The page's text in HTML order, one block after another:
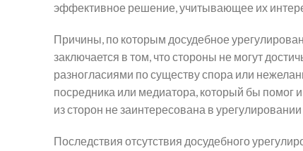
эффективное решение, учитывающее их
Причины, по которым досудебное
заключается в том, что стороны не могут
разногласиями по существу спора или
посредника или медиатора, который бы помог
из сторон не заинтересована в
Последствия отсутствия досудебного